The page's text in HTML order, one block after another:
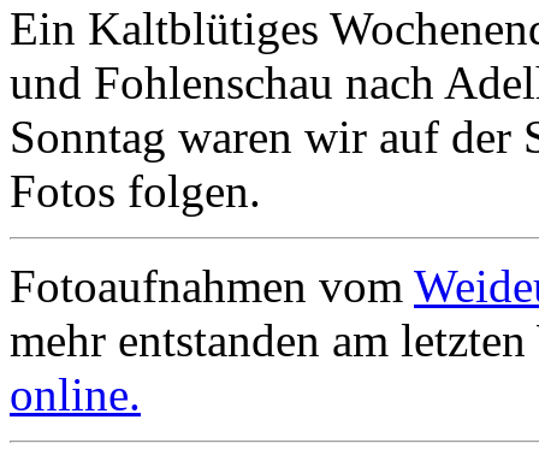
Ein Kaltblütiges
und Fohlenschau nach
Sonntag waren wir auf der
Fotos folgen.
Fotoaufnahmen vom
mehr entstanden am
online.